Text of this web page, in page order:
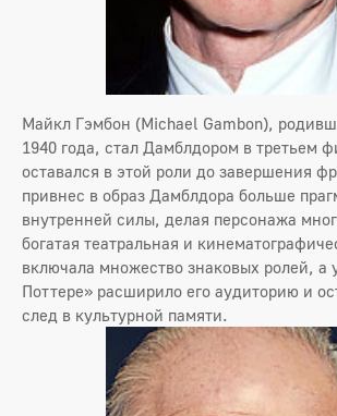
Майкл Гэмбон (Michael Gambon),
1940 года, стал Дамблдором в третьем
оставался в этой роли до завершения
привнес в образ Дамблдора больше
внутренней силы, делая персонажа
богатая театральная и
включала множество знаковых ролей, а
Поттере» расширило его аудиторию и
след в культурной памяти.